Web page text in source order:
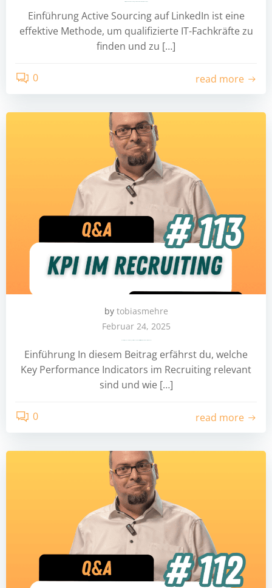
Einführung Active Sourcing auf LinkedIn ist eine
effektive Methode, um qualifizierte IT-Fachkräfte zu
finden und zu […]
0 read more
by tobiasmehre
Februar 24, 2025
Einführung In diesem Beitrag erfährst du, welche
Key Performance Indicators im Recruiting relevant
sind und wie […]
0 read more